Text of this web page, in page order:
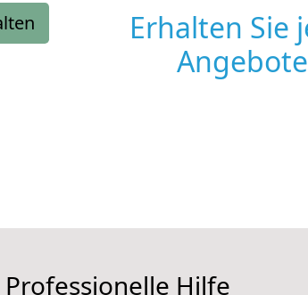
Erhalten Sie
Angebote
Hilfe